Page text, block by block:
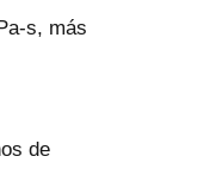
s, más
de